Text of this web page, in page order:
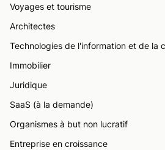
Voyages et tourisme
Architectes
Technologies de l'information et de la
Immobilier
Juridique
SaaS (à la demande)
Organismes à but non lucratif
Entreprise en croissance